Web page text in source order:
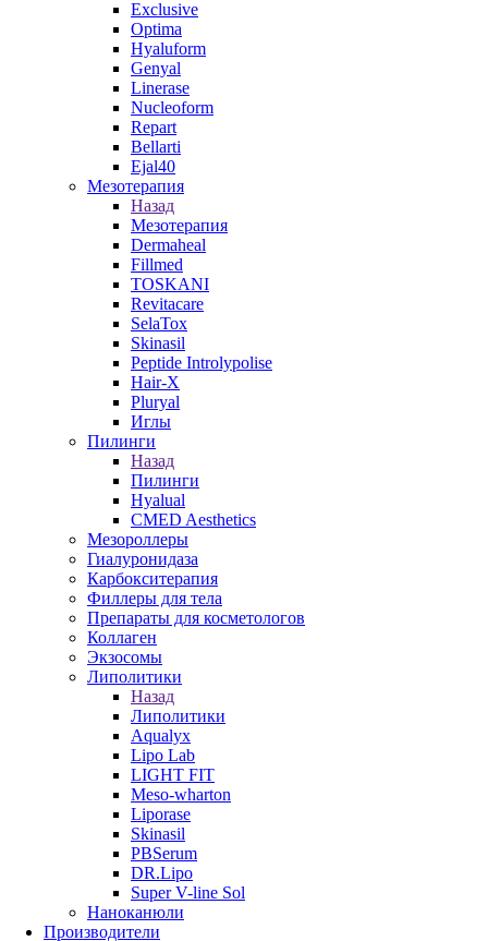
Exclusive
Optima
Hyaluform
Genyal
Linerase
Nucleoform
Repart
Bellarti
Ejal40
Мезотерапия
Назад
Мезотерапия
Dermaheal
Fillmed
TOSKANI
Revitacare
SelaTox
Skinasil
Peptide Introlypolise
Hair-X
Pluryal
Иглы
Пилинги
Назад
Пилинги
Hyalual
CMED Aesthetics
Мезороллеры
Гиалуронидаза
Карбокситерапия
Филлеры для тела
Препараты для косметологов
Коллаген
Экзосомы
Липолитики
Назад
Липолитики
Aqualyx
Lipo Lab
LIGHT FIT
Meso-wharton
Liporase
Skinasil
PBSerum
DR.Lipo
Super V-line Sol
Наноканюли
Производители